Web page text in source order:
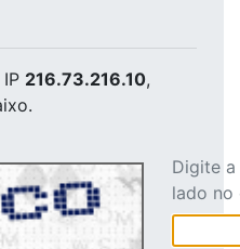
216.73.216.10,
Digite
lado no